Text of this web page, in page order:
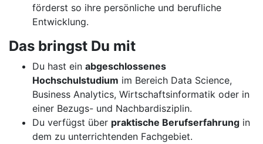
förderst so ihre persönliche und berufliche
Entwicklung.
Das bringst Du mit
Du hast ein abgeschlossenes
Hochschulstudium im Bereich Data Science,
Business Analytics, Wirtschaftsinformatik oder in
einer Bezugs- und Nachbardisziplin.
Du verfügst über praktische Berufserfahrung in
dem zu unterrichtenden Fachgebiet.